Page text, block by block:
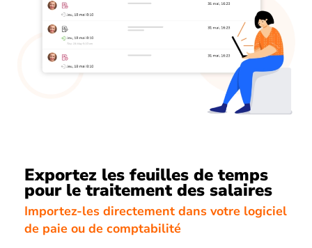
Exportez les feuilles de temps
pour le traitement des salaires
Importez-les directement dans votre logiciel
de paie ou de comptabilité